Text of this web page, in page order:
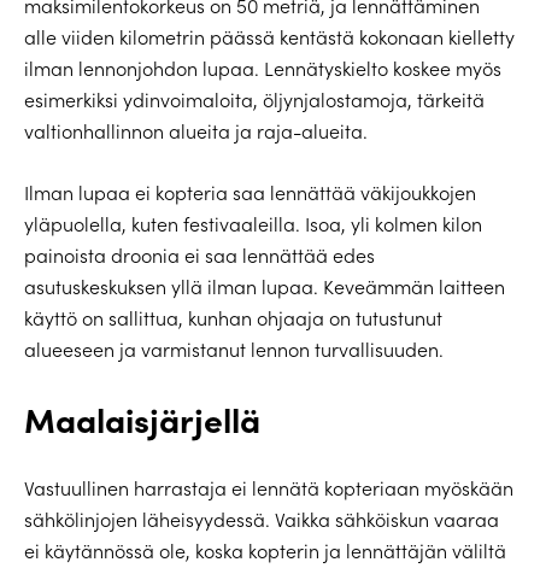
maksimilentokorkeus on 50 metriä, ja lennättäminen
alle viiden kilometrin päässä kentästä kokonaan kielletty
ilman lennonjohdon lupaa. Lennätyskielto koskee myös
esimerkiksi ydinvoimaloita, öljynjalostamoja, tärkeitä
valtionhallinnon alueita ja raja-alueita.
Ilman lupaa ei kopteria saa lennättää väkijoukkojen
yläpuolella, kuten festivaaleilla. Isoa, yli kolmen kilon
painoista droonia ei saa lennättää edes
asutuskeskuksen yllä ilman lupaa. Keveämmän laitteen
käyttö on sallittua, kunhan ohjaaja on tutustunut
alueeseen ja varmistanut lennon turvallisuuden.
Maalaisjärjellä
Vastuullinen harrastaja ei lennätä kopteriaan myöskään
sähkölinjojen läheisyydessä. Vaikka sähköiskun vaaraa
ei käytännössä ole, koska kopterin ja lennättäjän väliltä